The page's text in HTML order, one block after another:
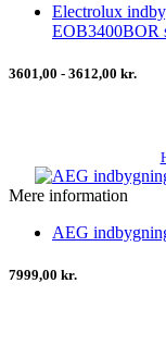
Electrolux
EOB3400BOR
3601,00 - 3612,00 kr.
Mere information
AEG
7999,00 kr.